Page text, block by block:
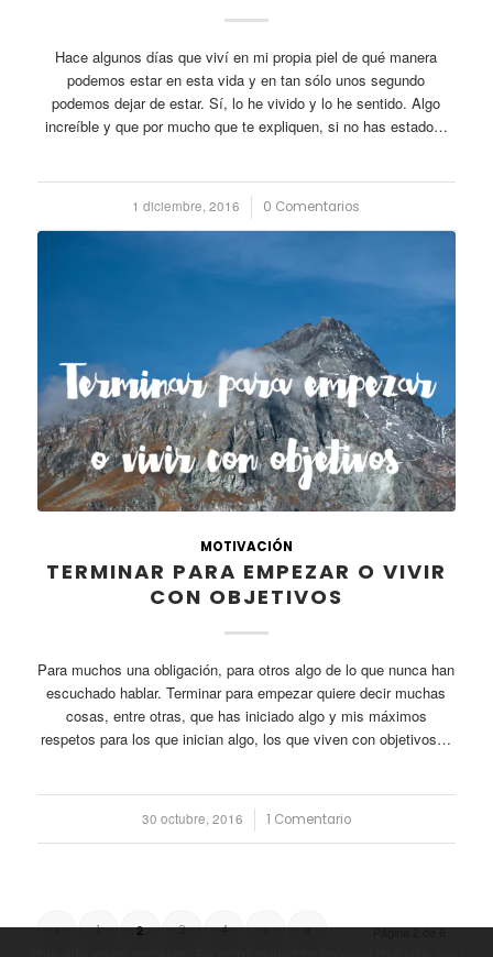
Hace algunos días que viví en mi propia piel de qué manera
podemos estar en esta vida y en tan sólo unos segundo
podemos dejar de estar. Sí, lo he vivido y lo he sentido. Algo
increíble y que por mucho que te expliquen, si no has estado…
1 diciembre, 2016
/ 0 Comentarios
MOTIVACIÓN
TERMINAR PARA EMPEZAR O VIVIR
CON OBJETIVOS
Para muchos una obligación, para otros algo de lo que nunca han
escuchado hablar. Terminar para empezar quiere decir muchas
cosas, entre otras, que has iniciado algo y mis máximos
respetos para los que inician algo, los que viven con objetivos…
30 octubre, 2016
/ 1 Comentario
Página 2 de 6
‹ 1 2 3 4 › »